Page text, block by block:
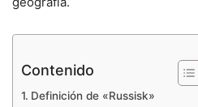
Contenido
Definición de «Russisk»